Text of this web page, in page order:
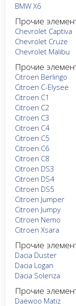
BMW X6
Прочие
Chevrolet Captiva
Chevrolet Cruze
Chevrolet Malibu
Прочие
Citroen Berlingo
Citroen C-Elysee
Citroen C1
Citroen C2
Citroen C3
Citroen C4
Citroen C5
Citroen C6
Citroen C8
Citroen DS3
Citroen DS4
Citroen DS5
Citroen Jumper
Citroen Jumpy
Citroen Nemo
Citroen Xsara
Прочие
Dacia Duster
Dacia Logan
Dacia Solenza
Прочие
Daewoo Matiz